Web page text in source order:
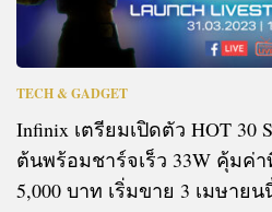
TECH & GADGET
Infinix เตรียมเปิดตัว HOT 30
ต้นพร้อมชาร์จเร็ว 33W คุ้มค่
5,000 บาท เริ่มขาย 3 เมษายน